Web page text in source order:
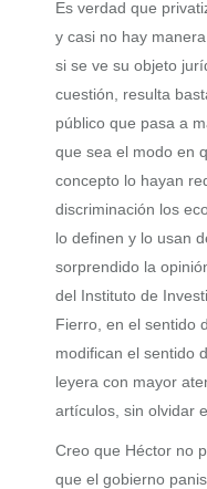
Es verdad que
y casi no hay
si se ve su objeto
cuestión, resulta
público que pasa a
que sea el modo en
concepto lo hayan
discriminación los
lo definen y lo usan
sorprendido la
del Instituto de
Fierro, en el sentido
modifican el sentido
leyera con mayor
artículos, sin olvidar
Creo que Héctor no
que el gobierno